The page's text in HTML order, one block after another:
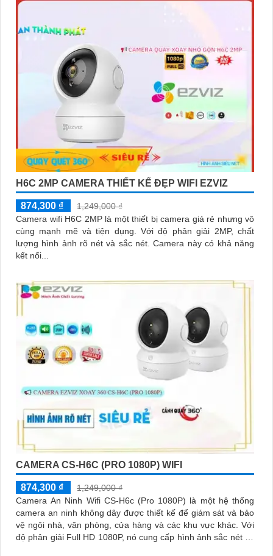
H6C 2MP CAMERA THIẾT KẾ ĐẸP WIFI EZVIZ
874,300 ₫
1,249,000 ₫
Camera wifi H6C 2MP là một thiết bị camera giá rẻ nhưng vô
cùng mạnh mẽ và tiện dụng. Với độ phân giải 2MP, chất
lượng hình ảnh rõ nét và sắc nét. Camera này có khả năng
kết nối...
CAMERA CS-H6C (PRO 1080P) WIFI
874,300 ₫
1,249,000 ₫
Camera An Ninh Wifi CS-H6c (Pro 1080P) là một hệ thống
camera an ninh không dây được thiết kế để giám sát và bảo
vệ ngôi nhà, văn phòng, cửa hàng và các khu vực khác. Với
độ phân giải Full HD 1080P, nó cung cấp hình ảnh sắc nét và